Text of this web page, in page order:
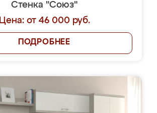
Стенка "Союз"
Цена: от 46 000 руб.
ПОДРОБНЕЕ